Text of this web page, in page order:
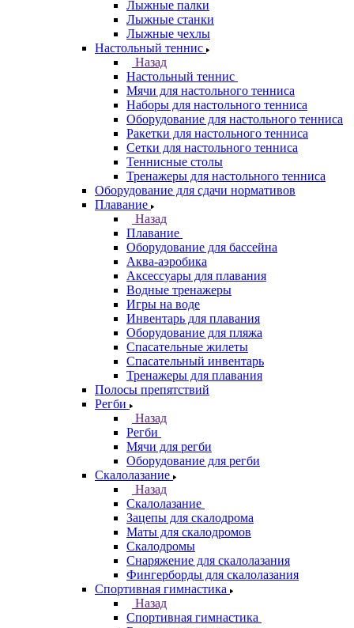
Лыжные палки
Лыжные станки
Лыжные чехлы
Настольный теннис
Назад
Настольный теннис
Мячи для настольного тенниса
Наборы для настольного тенниса
Оборудование для настольного тенниса
Ракетки для настольного тенниса
Сетки для настольного тенниса
Теннисные столы
Тренажеры для настольного тенниса
Оборудование для сдачи нормативов
Плавание
Назад
Плавание
Оборудование для бассейна
Аква-аэробика
Аксессуары для плавания
Водные тренажеры
Игры на воде
Инвентарь для плавания
Оборудование для пляжа
Спасательные жилеты
Спасательный инвентарь
Тренажеры для плавания
Полосы препятствий
Регби
Назад
Регби
Мячи для регби
Оборудование для регби
Скалолазание
Назад
Скалолазание
Зацепы для скалодрома
Маты для скалодромов
Скалодромы
Снаряжение для скалолазания
Фингерборды для скалолазания
Спортивная гимнастика
Назад
Спортивная гимнастика